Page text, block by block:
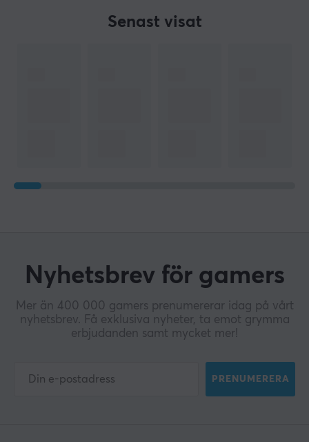
Senast visat
Nyhetsbrev för gamers
Mer än 400 000 gamers prenumererar idag på vårt
nyhetsbrev. Få exklusiva nyheter, ta emot grymma
erbjudanden samt mycket mer!
PRENUMERERA